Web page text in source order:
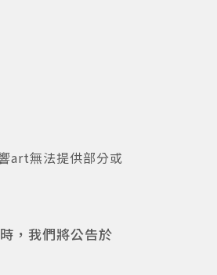
art無法提供部分或
，我們將公告於